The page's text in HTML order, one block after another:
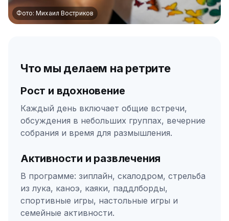
Фото: Михаил Востриков
Что мы делаем на ретрите
Рост и вдохновение
Каждый день включает общие встречи,
обсуждения в небольших группах, вечерние
собрания и время для размышления.
Активности и развлечения
В программе: зиплайн, скалодром, стрельба
из лука, каноэ, каяки, паддлборды,
спортивные игры, настольные игры и
семейные активности.